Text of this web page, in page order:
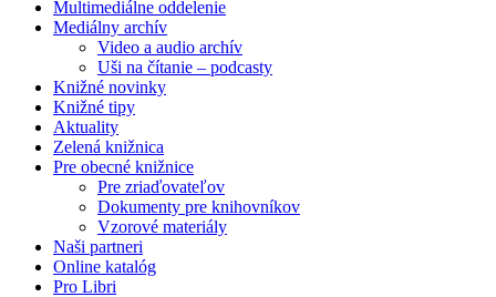
Multimediálne oddelenie
Mediálny archív
Video a audio archív
Uši na čítanie – podcasty
Knižné novinky
Knižné tipy
Aktuality
Zelená knižnica
Pre obecné knižnice
Pre zriaďovateľov
Dokumenty pre knihovníkov
Vzorové materiály
Naši partneri
Online katalóg
Pro Libri